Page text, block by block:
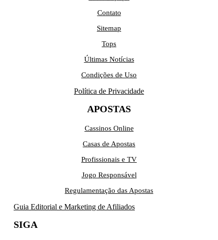
Contato
Sitemap
Tops
Últimas Notícias
Condições de Uso
Política de Privacidade
APOSTAS
Cassinos Online
Casas de Apostas
Profissionais e TV
Jogo Responsável
Regulamentação das Apostas
Guia Editorial e Marketing de Afiliados
SIGA